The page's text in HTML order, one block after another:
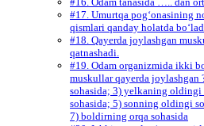
#17. Umurtqa pog‘onasining
qismlari qanday holatda
#18. Qayerda joylashgan
qatnashadi.
#19. Odam organizmida ikki
muskullar qayerda joylashgan
sohasida; 3) yelkaning
sohasida; 5) sonning oldingi
7) boldirning orqa sohasida